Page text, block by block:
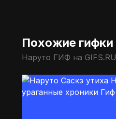
Похожие гифки
Наруто ГИФ на GIFS.RU